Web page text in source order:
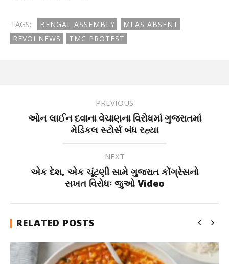
TAGS: BENGAL ASSEMBLY
MLAS ABSENT
REVOI NEWS
TMC PROTEST
PREVIOUS
ઓન લાઈન દવાના વેચાણના વિરોધમાં ગુજરાતમાં
મેડિકલ સ્ટોર્સ બંધ રહ્યા
NEXT
એક દેશ, એક ચૂંટણી સામે ગુજરાત કોંગ્રેસનો
સખત વિરોધઃ જુઓ Video
RELATED POSTS